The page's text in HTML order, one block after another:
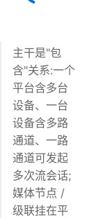
主干是"包
含"关系:一个
平台含多台
设备、一台
设备含多路
通道、一路
通道可发起
多次流会话;
媒体节点 /
级联挂在平